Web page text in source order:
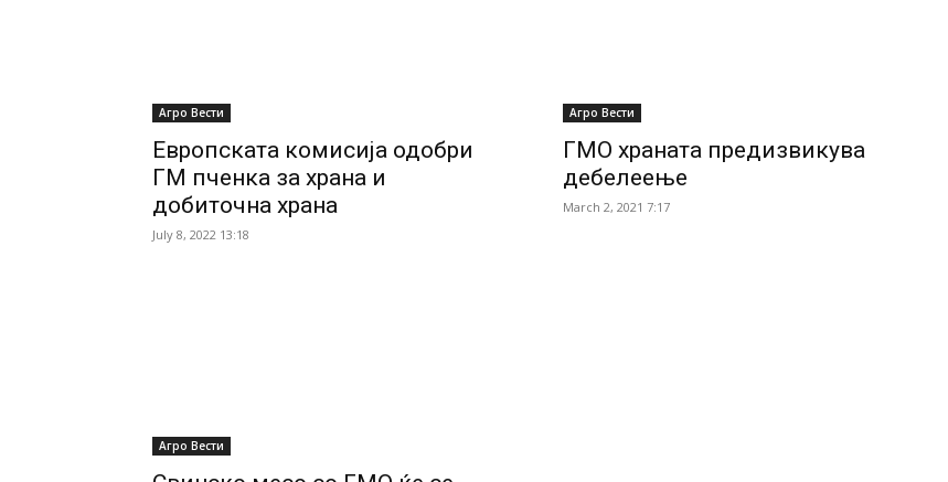
Агро Вести
Европската комисија одобри
ГМ пченка за храна и
добиточна храна
July 8, 2022 13:18
Агро Вести
ГМО храната предизвикува
дебелеење
March 2, 2021 7:17
Агро Вести